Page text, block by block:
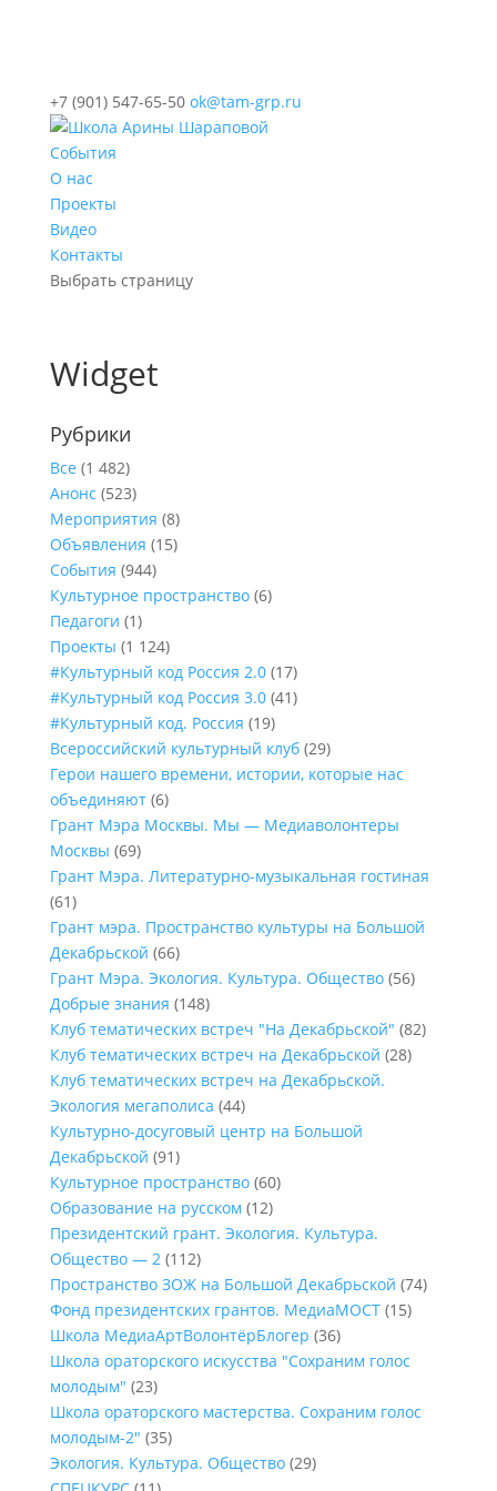
+7 (901) 547-65-50 ok@tam-grp.ru
События
О нас
Проекты
Видео
Контакты
Выбрать страницу
Widget
Рубрики
Все (1 482)
Анонс (523)
Мероприятия (8)
Объявления (15)
События (944)
Культурное пространство(6)
Педагоги (1)
Проекты (1 124)
#Культурный код Россия 2.0(17)
#Культурный код Россия 3.0(41)
#Культурный код. Россия (19)
Всероссийский культурный клуб(29)
Герои нашего времени, истории, которые нас
объединяют(6)
Грант Мэра Москвы. Мы — Медиаволонтеры
Москвы (69)
Грант Мэра. Литературно-музыкальная гостиная
(61)
Грант мэра. Пространство культуры на Большой
Декабрьской (66)
Грант Мэра. Экология. Культура. Общество(56)
Добрые знания (148)
Клуб тематических встреч "На Декабрьской" (82)
Клуб тематических встреч на Декабрьской (28)
Клуб тематических встреч на Декабрьской.
Экология мегаполиса (44)
Культурно-досуговый центр на Большой
Декабрьской (91)
Культурное пространство(60)
Образование на русском (12)
Президентский грант. Экология. Культура.
Общество — 2(112)
Пространство ЗОЖ на Большой Декабрьской (74)
Фонд президентских грантов. МедиаМОСТ(15)
Школа МедиаАртВолонтёрБлогер (36)
Школа ораторского искусства "Сохраним голос
молодым" (23)
Школа ораторского мастерства. Сохраним голос
молодым-2" (35)
Экология. Культура. Общество(29)